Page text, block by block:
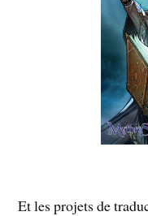
Et les projets de